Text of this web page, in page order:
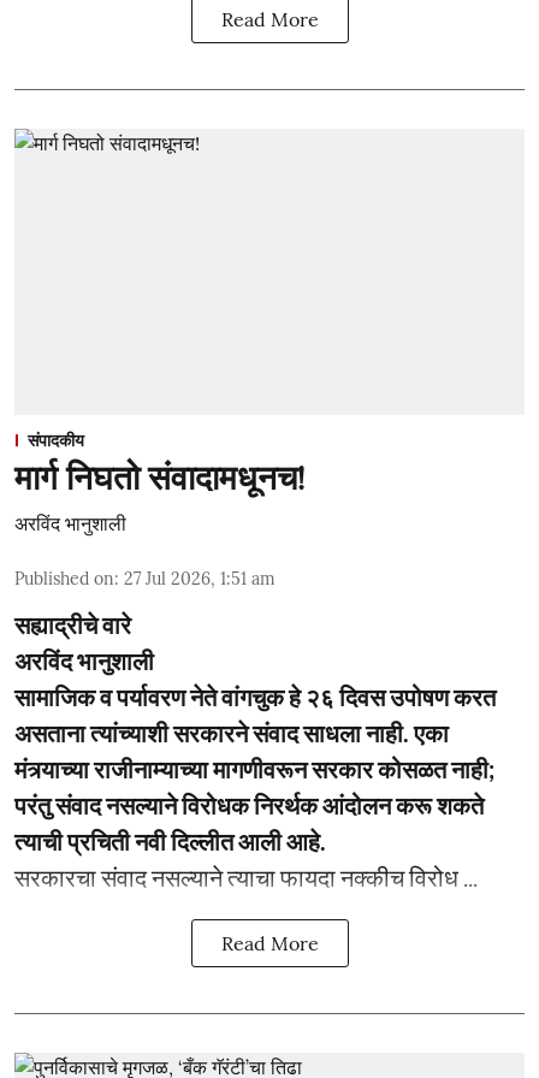
Read More
संपादकीय
मार्ग निघतो संवादामधूनच!
अरविंद भानुशाली
Published on: 27 Jul 2026, 1:51 am
सह्याद्रीचे वारे
अरविंद भानुशाली
सामाजिक व पर्यावरण नेते वांगचुक हे २६ दिवस उपोषण करत
असताना त्यांच्याशी सरकारने संवाद साधला नाही. एका
मंत्र्याच्या राजीनाम्याच्या मागणीवरून सरकार कोसळत नाही;
परंतु संवाद नसल्याने विरोधक निरर्थक आंदोलन करू शकते
त्याची प्रचिती नवी दिल्लीत आली आहे.
सरकारचा संवाद नसल्याने त्याचा फायदा नक्कीच विरोध ...
Read More